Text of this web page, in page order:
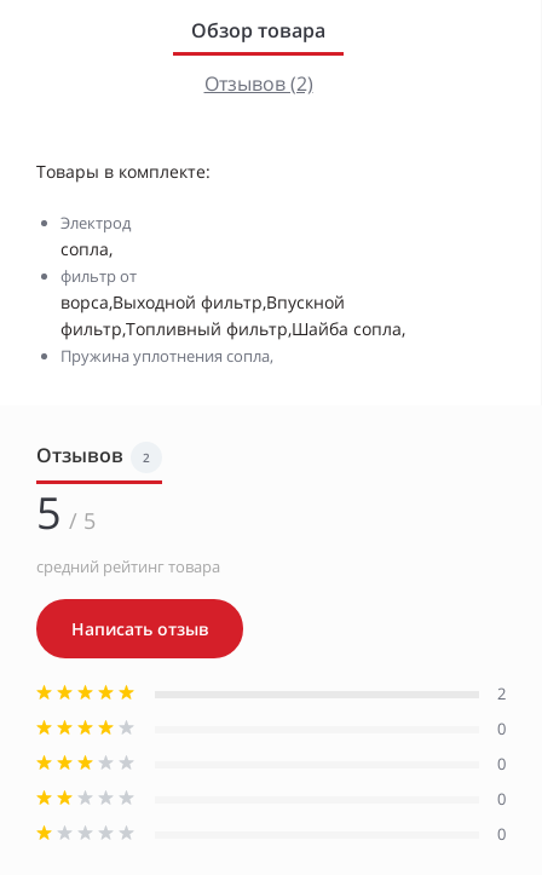
Обзор товара
Отзывов (2)
Товары в комплекте:
Электрод
сопла,
фильтр от
ворса,Выходной фильтр,Впускной
фильтр,Топливный фильтр,Шайба сопла,
Пружина уплотнения сопла,
Отзывов 2
5 / 5
средний рейтинг товара
Написать отзыв
2
0
0
0
0